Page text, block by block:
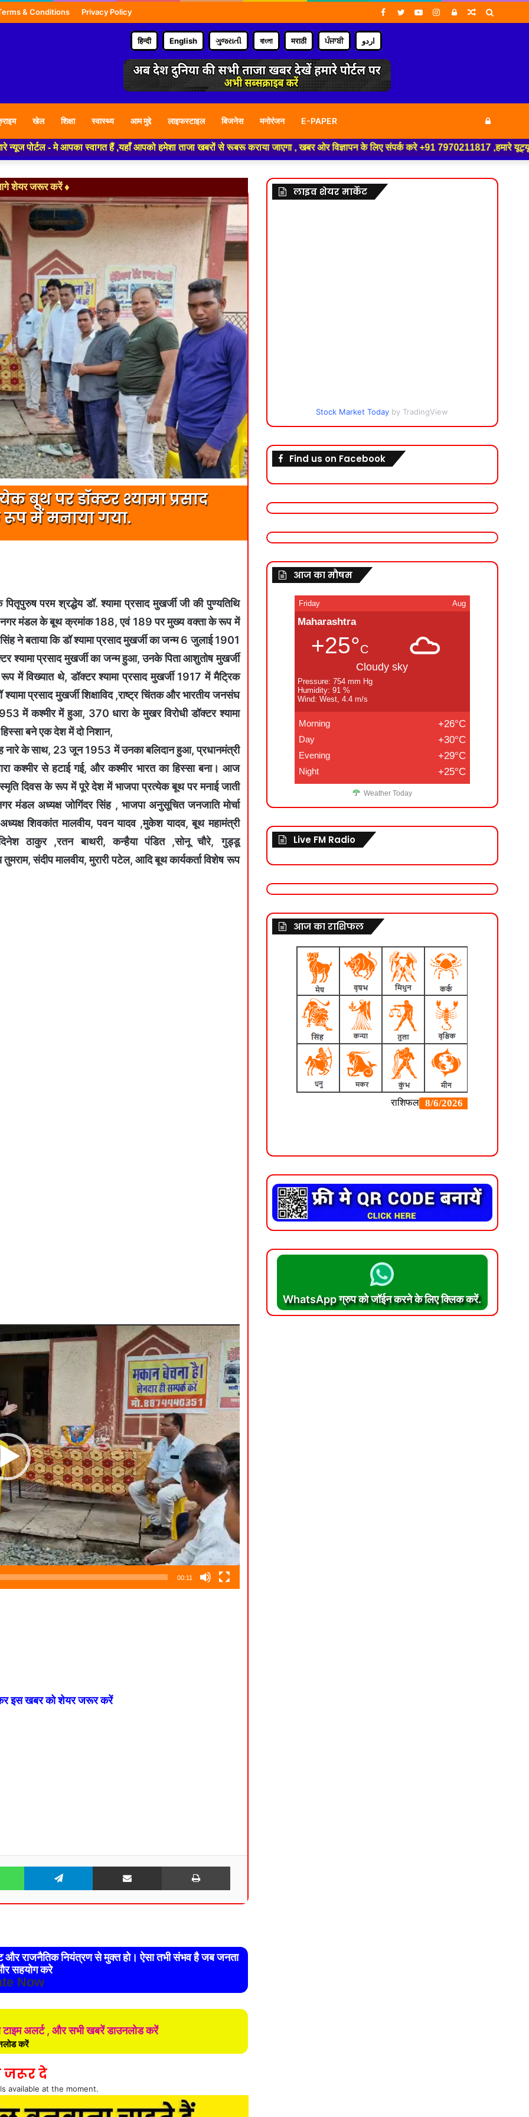
& Conditions Privacy Policy Random
Log
Instagram
YouTube
Twitter
Facebook
हिन्दी English ગુજરાતી বাংলা मराठी ਪੰਜਾਬੀ اردو
खेल शिक्षा स्वास्थ्य आम मुद्दे लाइफस्टाइल बिजनेस मनोरंजन E-PAPER Log
In
स्वागत हैं ,यहाँ आपको हमेशा ताजा खबरों से रूबरू कराया जाएगा , खबर ओर विज्ञापन के लिए संपर्क करे +91 7970211817 ,हमारे यूट्यूब चैनल को
शेयर जरूर करें ♦
बूथ पर डॉक्टर श्यामा प्रसाद
रूप में मनाया गया.
परम श्रद्धेय डॉ. श्यामा प्रसाद मुखर्जी जी की पुण्यतिथि
नगर मंडल के बूथ क्रमांक 188, एवं 189 पर मुख्य वक्ता के रूप में
ने बताया कि डॉ श्यामा प्रसाद मुखर्जी का जन्म 6 जुलाई 1901
श्यामा प्रसाद मुखर्जी का जन्म हुआ, उनके पिता आशुतोष मुखर्जी
में विख्यात थे, डॉक्टर श्यामा प्रसाद मुखर्जी 1917 में मैट्रिक
प्रसाद मुखर्जी शिक्षाविद ,राष्ट्र चिंतक और भारतीय जनसंघ
में कश्मीर में हुआ, 370 धारा के मुखर विरोधी डॉक्टर श्यामा
बने एक देश में दो निशान,
नारे के साथ, 23 जून 1953 में उनका बलिदान हुआ, प्रधानमंत्री
कश्मीर से हटाई गई, और कश्मीर भारत का हिस्सा बना। आज
स्मृति दिवस के रूप में पूरे देश में भाजपा प्रत्येक बूथ पर मनाई जाती
मंडल अध्यक्ष जोगिंदर सिंह , भाजपा अनुसूचित जनजाति मोर्चा
शिवकांत मालवीय, पवन यादव ,मुकेश यादव, बूथ महामंत्री
,दिनेश ठाकुर ,रतन बाथरी, कन्हैया पंडित ,सोनू चौरे, गुड्डू
संदीप मालवीय, मुरारी पटेल, आदि बूथ कार्यकर्ता विशेष रूप
00:11
कर इस खबर को शेयर जरूर करें
WhatsApp Telegram Share via Email Print
और राजनैतिक नियंत्रण से मुक्त हो। ऐसा तभी संभव है जब जनता
सहयोग करे
Now
टाइम अलर्ट , और सभी खबरें डाउनलोड करें
करें
जरूर दे
available at the moment.
लाइव शेयर मार्केट
Stock Market Today by TradingView
Find us on Facebook
आज का मौषम
Friday Aug
Maharashtra
+25°C
Cloudy sky
Pressure: 754 mm Hg
Humidity: 91 %
Wind: West, 4.4 m/s
Morning +26°C
Day +30°C
Evening +29°C
Night +25°C
Weather Today
Live FM Radio
आज का राशिफल
WhatsApp ग्रुप को जॉईन करने के लिए क्लिक करें.